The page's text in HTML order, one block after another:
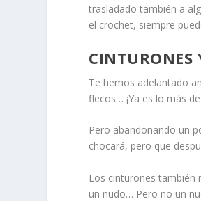
trasladado también a
el crochet, siempre
CINTURONES
Te hemos adelantado
flecos… ¡Ya es lo más
Pero abandonando un
chocará, pero que
Los cinturones también
un nudo… Pero no un